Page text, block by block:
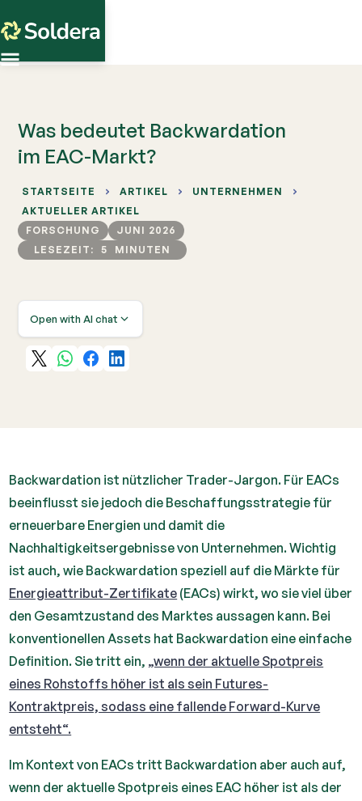
STARTSEITE ARTIKEL
UNTERNEHMEN
AKTUELLER ARTIKEL
FORSCHUNG
JUNI 2026
LESEZEIT:
5 MINUTEN
Open with AI chat
Was bedeutet Backwardation
im EAC-Markt?
Backwardation ist nützlicher Trader-Jargon. Für EACs
beeinflusst sie jedoch die Beschaffungsstrategie für
erneuerbare Energien und damit die
Nachhaltigkeitsergebnisse von Unternehmen. Wichtig
ist auch, wie Backwardation speziell auf die Märkte für
Energieattribut-Zertifikate (EACs) wirkt, wo sie viel über
den Gesamtzustand des Marktes aussagen kann. Bei
konventionellen Assets hat Backwardation eine einfache
Definition. Sie tritt ein, „wenn der aktuelle Spotpreis
eines Rohstoffs höher ist als sein Futures-
Kontraktpreis, sodass eine fallende Forward-Kurve
entsteht“.
Im Kontext von EACs tritt Backwardation aber auch auf,
wenn der aktuelle Spotpreis eines EAC höher ist als der